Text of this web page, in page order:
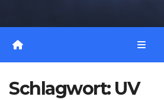
Schlagwort: UV